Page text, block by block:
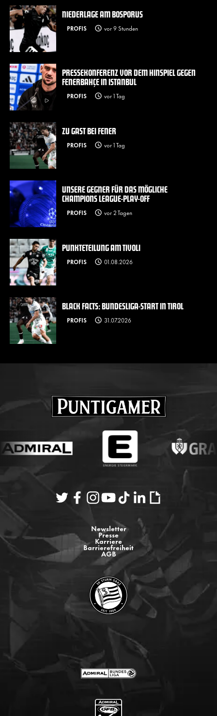
NIEDERLAGE AM BOSPORUS
PROFIS vor 9 Stunden
PRESSEKONFERENZ VOR DEM HINSPIEL GEGEN
FENERBAHÇE IN ISTANBUL
PROFIS vor 1 Tag
ZU GAST BEI FENER
PROFIS vor 1 Tag
UNSERE GEGNER FÜR DAS MÖGLICHE
CHAMPIONS LEAGUE-PLAY-OFF
PROFIS vor 2 Tagen
PUNKTETEILUNG AM TIVOLI
PROFIS 01.08.2026
BLACK FACTS: BUNDESLIGA-START IN TIROL
PROFIS 31.07.2026
Newsletter
Presse
Karriere
Barrierefreiheit
AGB